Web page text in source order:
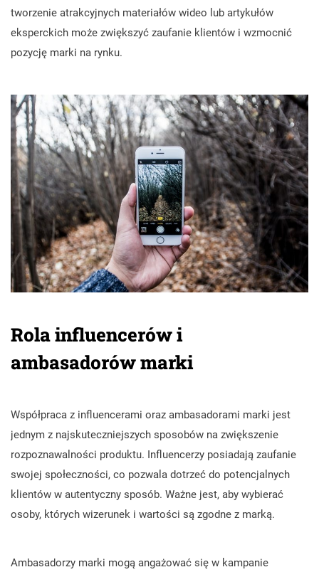
tworzenie atrakcyjnych materiałów wideo lub artykułów
eksperckich może zwiększyć zaufanie klientów i wzmocnić
pozycję marki na rynku.
Rola influencerów i
ambasadorów marki
Współpraca z influencerami oraz ambasadorami marki jest
jednym z najskuteczniejszych sposobów na zwiększenie
rozpoznawalności produktu. Influencerzy posiadają zaufanie
swojej społeczności, co pozwala dotrzeć do potencjalnych
klientów w autentyczny sposób. Ważne jest, aby wybierać
osoby, których wizerunek i wartości są zgodne z marką.
Ambasadorzy marki mogą angażować się w kampanie